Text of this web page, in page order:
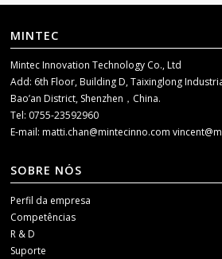
MINTEC
Mintec Innovation Technology Co., Ltd
Add: 6th Floor, Building D, Taixinglong
Bao’an District, Shenzhen，China.
Tel: 0755-23592960
E-mail:matti.chan@mintecinno.com
SOBRE NÓS
Perfil da empresa
Competências
R & D
Suporte